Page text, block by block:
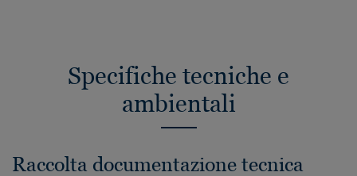
Specifiche tecniche e
ambientali
Raccolta documentazione tecnica